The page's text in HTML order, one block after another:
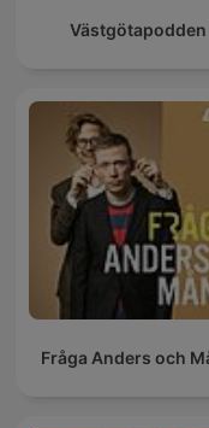
Västgötapodden
Fråga Anders och